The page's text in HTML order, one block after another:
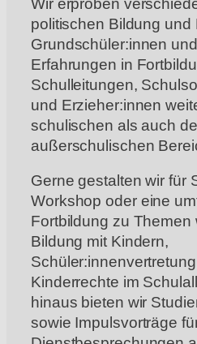
politischen Bildung und
Grundschüler:innen
Erfahrungen in
Schulleitungen,
und Erzieher:innen
schulischen als auch
außerschulischen
Gerne gestalten wir für
Workshop oder eine
Fortbildung zu Themen
Bildung mit Kindern,
Kinderrechte im
hinaus bieten wir
sowie Impulsvorträge